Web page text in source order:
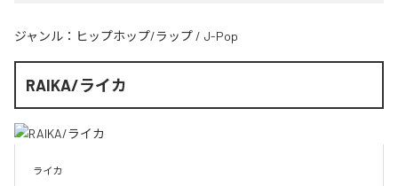
ジャンル： ヒップホップ/ラップ / J-Pop
RAIKA/ライカ
ライカ